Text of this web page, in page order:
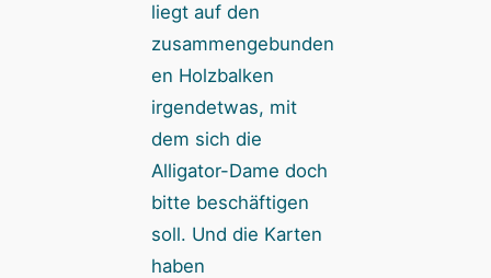
liegt auf den
zusammengebunden
en Holzbalken
irgendetwas, mit
dem sich die
Alligator-Dame doch
bitte beschäftigen
soll. Und die Karten
haben